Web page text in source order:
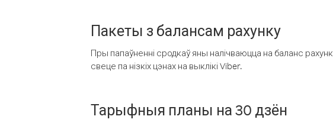
Пакеты з балансам рахунку
Пры папаўненні сродкаў яны налічваюцца на баланс
свеце па нізкіх цэнах на выклікі Viber.
Тарыфныя планы на 30 дзён